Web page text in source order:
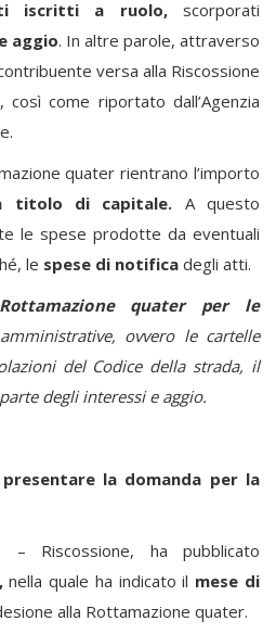
iscritti a ruolo,scorporati
aggio. In altre parole, attraverso
versa alla Riscossione
come riportato dall’Agenzia
quater rientrano l’importo
titolo di capitale. A questo
le spese prodotte da eventuali
le spese di notifica degli atti.
quater per le
ovvero le cartelle
del Codice della strada, il
degli interessi e aggio.
la domanda per la
– Riscossione, ha pubblicato
nella quale ha indicato il mese di
alla Rottamazione quater.